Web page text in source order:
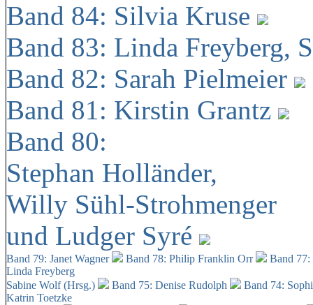
Band 84: Silvia Kruse
Band 83: Linda Freyberg,
Band 82: Sarah Pielmeier
Band 81: Kirstin Grantz
Band 80:
Stephan Holländer,
Willy Sühl-Strohmenger
und Ludger Syré
Band 79: Janet Wagner Band 78: Philip Franklin Orr
Band
Linda Freyberg
Sabine Wolf (Hrsg.)
Band 75: Denise Rudolph
Band 74:
Katrin Toetzke